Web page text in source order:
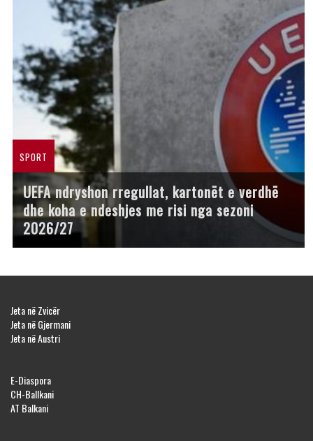
SPORT
UEFA ndryshon rregullat, kartonët e verdhë
dhe koha e ndeshjes me risi nga sezoni
2026/27
Jeta në Zvicër
Jeta në Gjermani
Jeta në Austri
E-Diaspora
CH-Ballkani
AT Balkani